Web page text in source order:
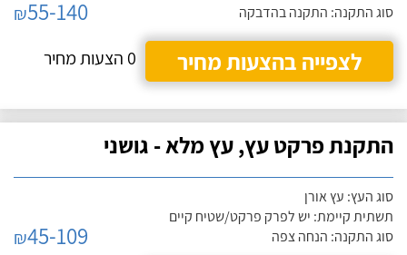
סוג התקנה: התקנה בהדבקה
₪55-140
לצפייה בהצעות מחיר
0 הצעות מחיר
התקנת פרקט עץ, עץ מלא - גושני
סוג העץ: עץ אורן
תשתית קיימת: יש לפרק פרקט/שטיח קיים
סוג התקנה: הנחה צפה
₪45-109